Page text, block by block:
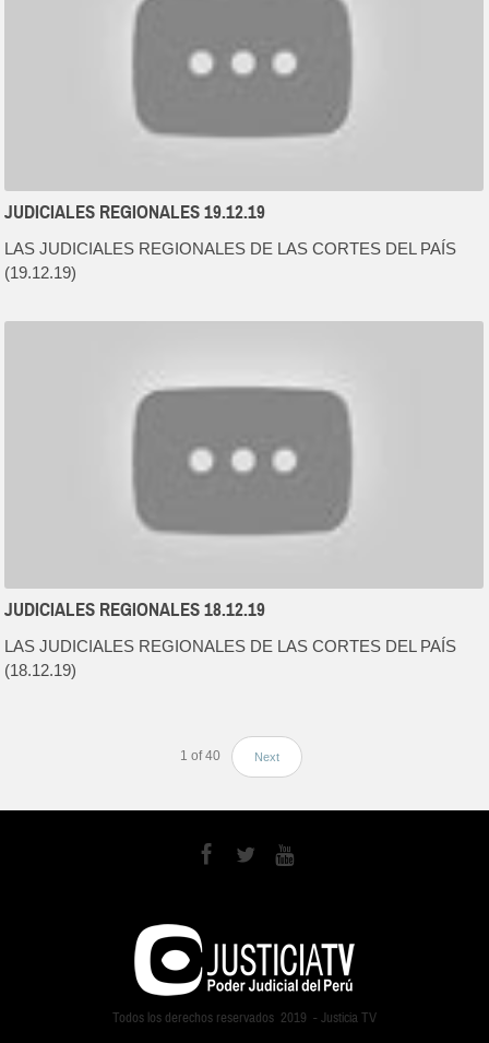
JUDICIALES REGIONALES 19.12.19
LAS JUDICIALES REGIONALES DE LAS CORTES DEL PAÍS
(19.12.19)
JUDICIALES REGIONALES 18.12.19
LAS JUDICIALES REGIONALES DE LAS CORTES DEL PAÍS
(18.12.19)
1 of 40 Next
Todos los derechos reservados 2019 - Justicia TV